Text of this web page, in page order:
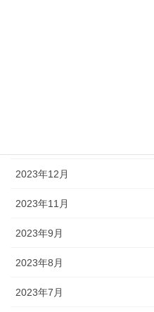
2023年12月
2023年11月
2023年9月
2023年8月
2023年7月